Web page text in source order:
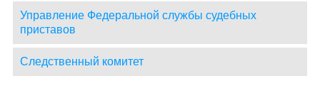
Управление Федеральной службы судебных
приставов
Следственный комитет